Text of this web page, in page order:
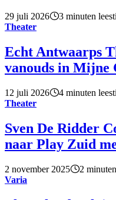
29 juli 2026
3 minuten
Theater
Echt Antwaarps
vanouds in Mijne
12 juli 2026
4 minuten
Theater
Sven De Ridder
naar Play Zuid
2 november 2025
2
Varia